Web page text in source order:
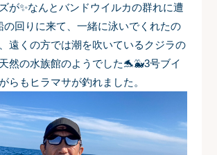
が✨なんとバンドウイルカの群れに遭
の回りに来て、一緒に泳いでくれたの
遠くの方では潮を吹いているクジラの
然の水族館のようでした🐬🐳3号ブイ
らもヒラマサが釣れました。